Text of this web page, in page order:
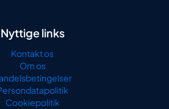
Nyttige links
Kontakt os
Om os
Cookiepolitik